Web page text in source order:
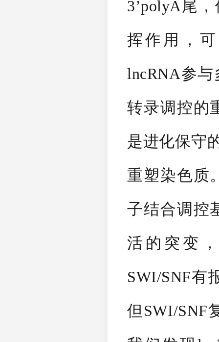
3’polyA尾
挥作用，
lncRNA参
转录调控的
是进化保守
重塑染色质
子结合调控
活的突变
SWI/SNF有
但SWI/SNF